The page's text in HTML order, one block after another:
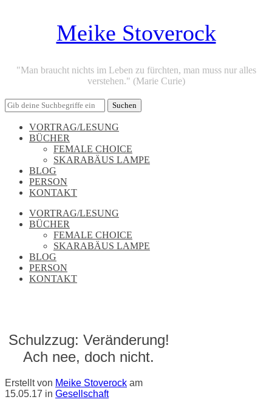
Meike Stoverock
"Man braucht nichts im Leben zu fürchten, man muss nur alles
verstehen." (Marie Curie)
VORTRAG/LESUNG
BÜCHER
FEMALE CHOICE
SKARABÄUS LAMPE
BLOG
PERSON
KONTAKT
VORTRAG/LESUNG
BÜCHER
FEMALE CHOICE
SKARABÄUS LAMPE
BLOG
PERSON
KONTAKT
Schulzzug: Veränderung!
Ach nee, doch nicht.
Erstellt von Meike Stoverock am
15.05.17 in Gesellschaft